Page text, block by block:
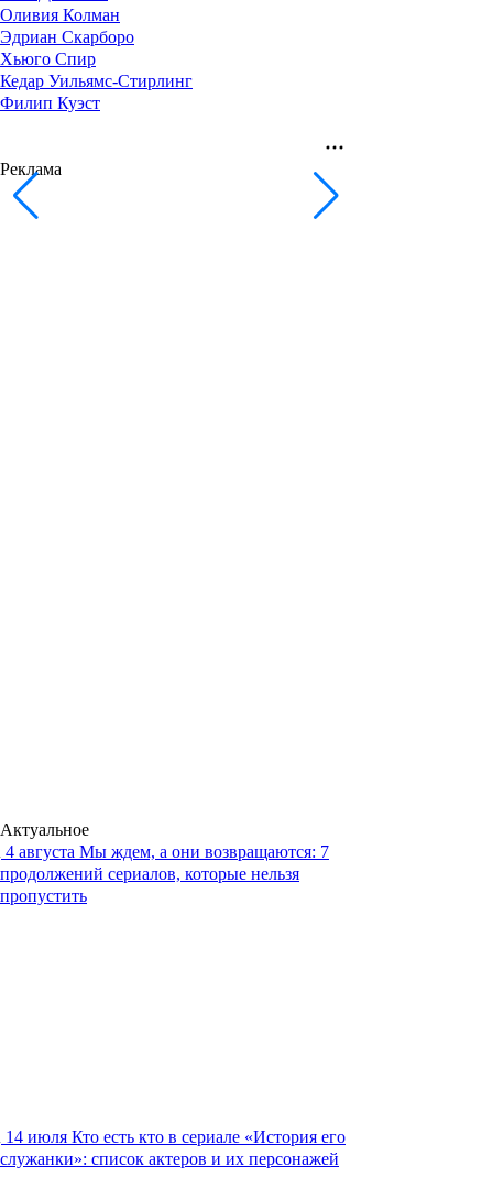
Оливия Колман
Эдриан Скарборо
Хьюго Спир
Кедар Уильямс-Стирлинг
Филип Куэст
Реклама
Актуальное
4 августа Мы ждем, а они возвращаются: 7
продолжений сериалов, которые нельзя
пропустить
14 июля Кто есть кто в сериале «История его
служанки»: список актеров и их персонажей